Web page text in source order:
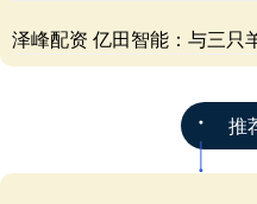
泽峰配资 亿田智能：与三只
推